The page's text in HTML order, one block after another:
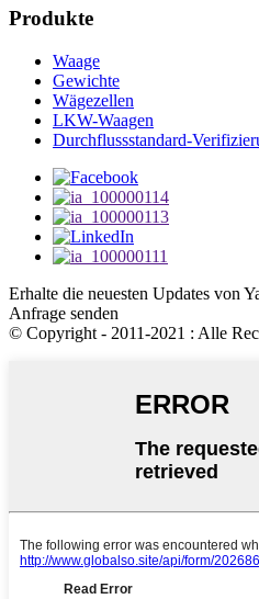
Produkte
Waage
Gewichte
Wägezellen
LKW-Waagen
Durchflussstandard-
Erhalte die neuesten Updates von
Anfrage senden
© Copyright - 2011-2021 : Alle